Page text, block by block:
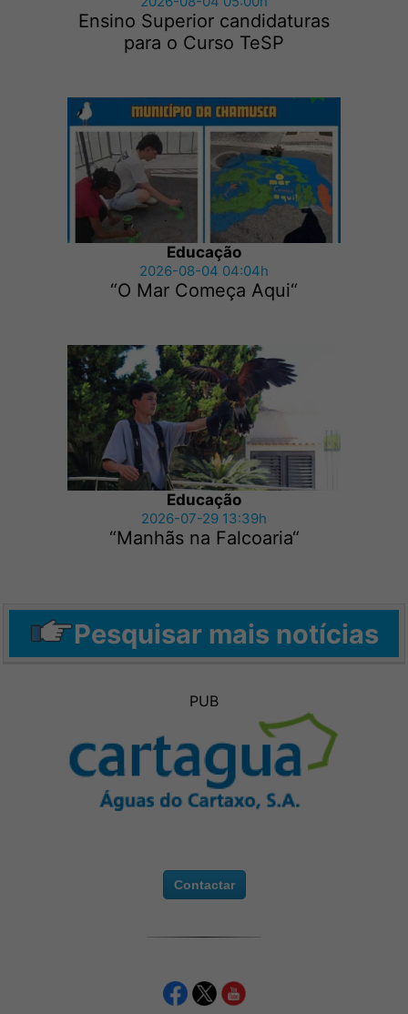
Ensino Superior candidaturas
para o Curso TeSP
Educação
2026-08-04 04:04h
“O Mar Começa Aqui“
Educação
2026-07-29 13:39h
“Manhãs na Falcoaria“
Pesquisar mais notícias
PUB
Contactar